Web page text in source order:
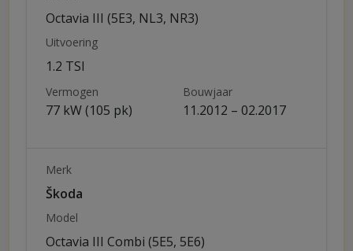
Octavia III (5E3, NL3, NR3)
Uitvoering
1.2 TSI
Vermogen
77 kW (105 pk)
Bouwjaar
11.2012 – 02.2017
Merk
Škoda
Model
Octavia III Combi (5E5, 5E6)